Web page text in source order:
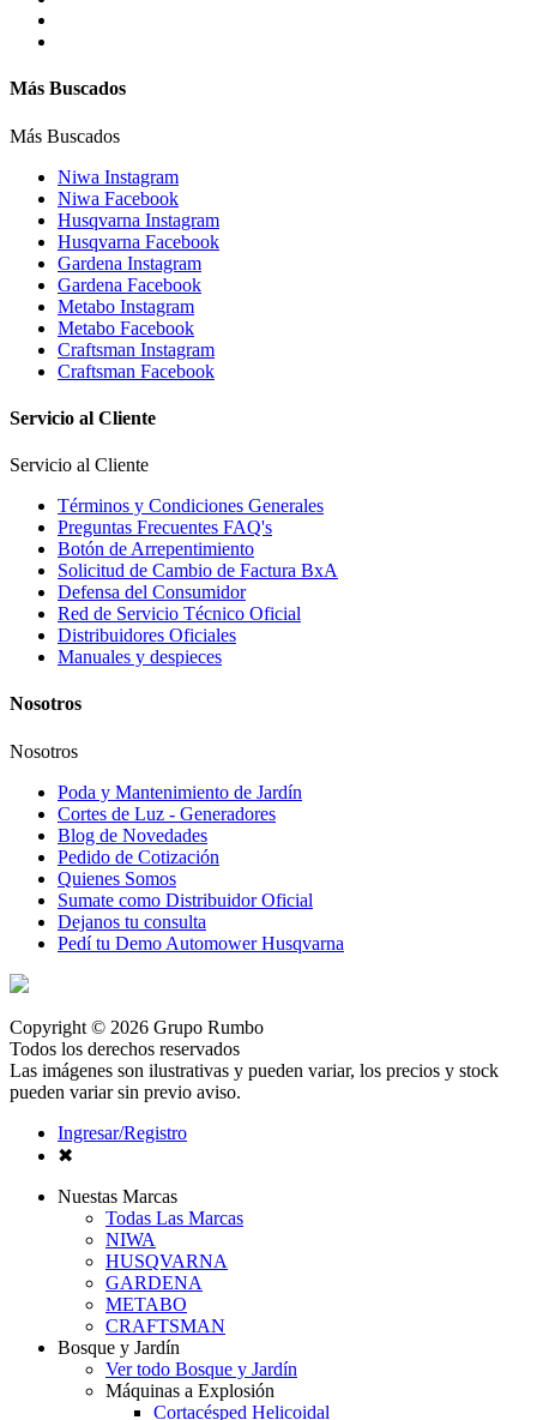
Más Buscados
Más Buscados
Niwa Instagram
Niwa Facebook
Husqvarna Instagram
Husqvarna Facebook
Gardena Instagram
Gardena Facebook
Metabo Instagram
Metabo Facebook
Craftsman Instagram
Craftsman Facebook
Servicio al Cliente
Servicio al Cliente
Términos y Condiciones Generales
Preguntas Frecuentes FAQ's
Botón de Arrepentimiento
Solicitud de Cambio de Factura BxA
Defensa del Consumidor
Red de Servicio Técnico Oficial
Distribuidores Oficiales
Manuales y despieces
Nosotros
Nosotros
Poda y Mantenimiento de Jardín
Cortes de Luz - Generadores
Blog de Novedades
Pedido de Cotización
Quienes Somos
Sumate como Distribuidor Oficial
Dejanos tu consulta
Pedí tu Demo Automower Husqvarna
Copyright © 2026 Grupo Rumbo
Todos los derechos reservados
Las imágenes son ilustrativas y pueden variar, los precios y stock
pueden variar sin previo aviso.
Ingresar/Registro
✖
Nuestas Marcas
Todas Las Marcas
NIWA
HUSQVARNA
GARDENA
METABO
CRAFTSMAN
Bosque y Jardín
Ver todo Bosque y Jardín
Máquinas a Explosión
Cortacésped Helicoidal